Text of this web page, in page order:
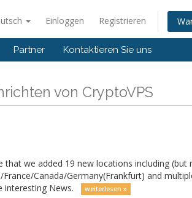
Einloggen Registrieren
Partner Kontaktieren Sie uns
von CryptoVPS
we added 19 new locations including (but
Canada/Germany(Frankfurt) and
interesting News.
weiterlesen »